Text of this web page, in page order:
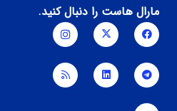
مارال هاست را دنبال کنید.